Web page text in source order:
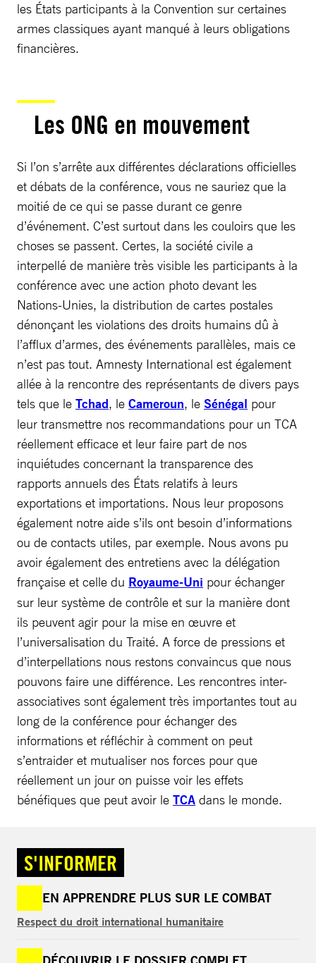
les États participants à la Convention sur certaines
armes classiques ayant manqué à leurs obligations
financières.
Les ONG en mouvement
Si l’on s’arrête aux différentes déclarations officielles
et débats de la conférence, vous ne sauriez que la
moitié de ce qui se passe durant ce genre
d’événement. C’est surtout dans les couloirs que les
choses se passent. Certes, la société civile a
interpellé de manière très visible les participants à la
conférence avec une action photo devant les
Nations-Unies, la distribution de cartes postales
dénonçant les violations des droits humains dû à
l’afflux d’armes, des événements parallèles, mais ce
n’est pas tout. Amnesty International est également
allée à la rencontre des représentants de divers pays
tels que le Tchad, le Cameroun, le Sénégal pour
leur transmettre nos recommandations pour un TCA
réellement efficace et leur faire part de nos
inquiétudes concernant la transparence des
rapports annuels des États relatifs à leurs
exportations et importations. Nous leur proposons
également notre aide s’ils ont besoin d’informations
ou de contacts utiles, par exemple. Nous avons pu
avoir également des entretiens avec la délégation
française et celle du Royaume-Uni pour échanger
sur leur système de contrôle et sur la manière dont
ils peuvent agir pour la mise en œuvre et
l’universalisation du Traité. A force de pressions et
d’interpellations nous restons convaincus que nous
pouvons faire une différence. Les rencontres inter-
associatives sont également très importantes tout au
long de la conférence pour échanger des
informations et réfléchir à comment on peut
s’entraider et mutualiser nos forces pour que
réellement un jour on puisse voir les effets
bénéfiques que peut avoir le TCA dans le monde.
S'INFORMER
EN APPRENDRE PLUS SUR LE COMBAT
Respect du droit international humanitaire